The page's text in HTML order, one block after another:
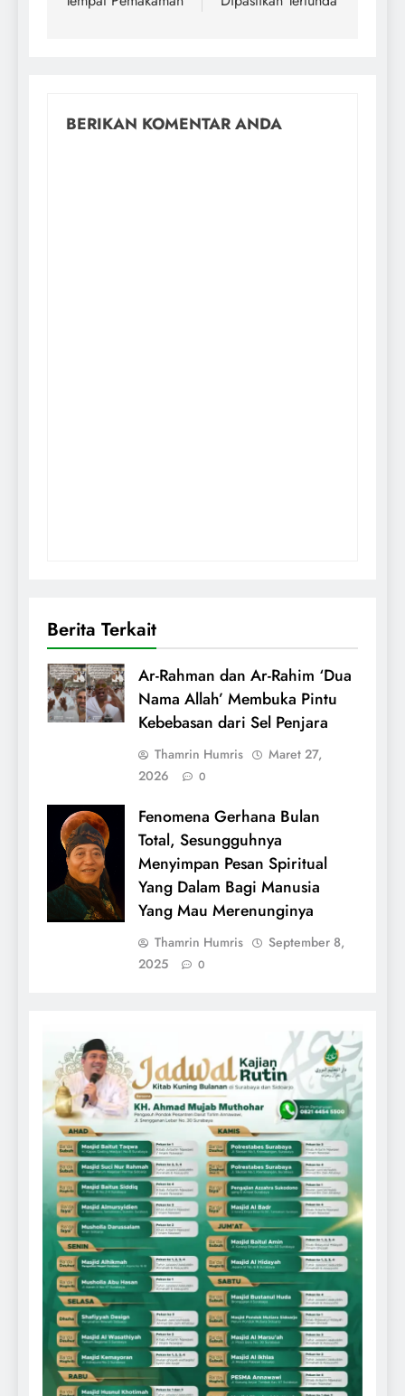
BERIKAN KOMENTAR ANDA
Berita Terkait
Ar-Rahman dan Ar-Rahim ‘Dua
Nama Allah’ Membuka Pintu
Kebebasan dari Sel Penjara
Thamrin Humris
Maret 27,
2026
0
Fenomena Gerhana Bulan
Total, Sesungguhnya
Menyimpan Pesan Spiritual
Yang Dalam Bagi Manusia
Yang Mau Merenunginya
Thamrin Humris
September 8,
2025
0